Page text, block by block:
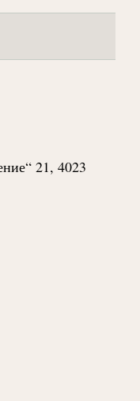
21, 4023